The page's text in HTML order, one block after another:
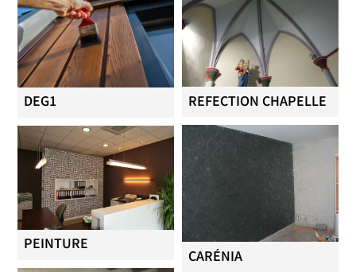
DEG1 REFECTION CHAPELLE
PEINTURE
CARÉNIA